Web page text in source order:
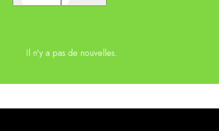
Il n'y a pas de nouvelles.